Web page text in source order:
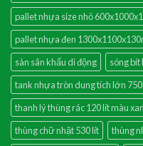
pallet nhựa size nhỏ
pallet nhựa đen
sàn sân khấu di động
sóng bít
tank nhựa tròn dung tích lớn 750l
thanh lý thùng rác 120 lít màu
thùng chữ nhật 530 lít
thùng